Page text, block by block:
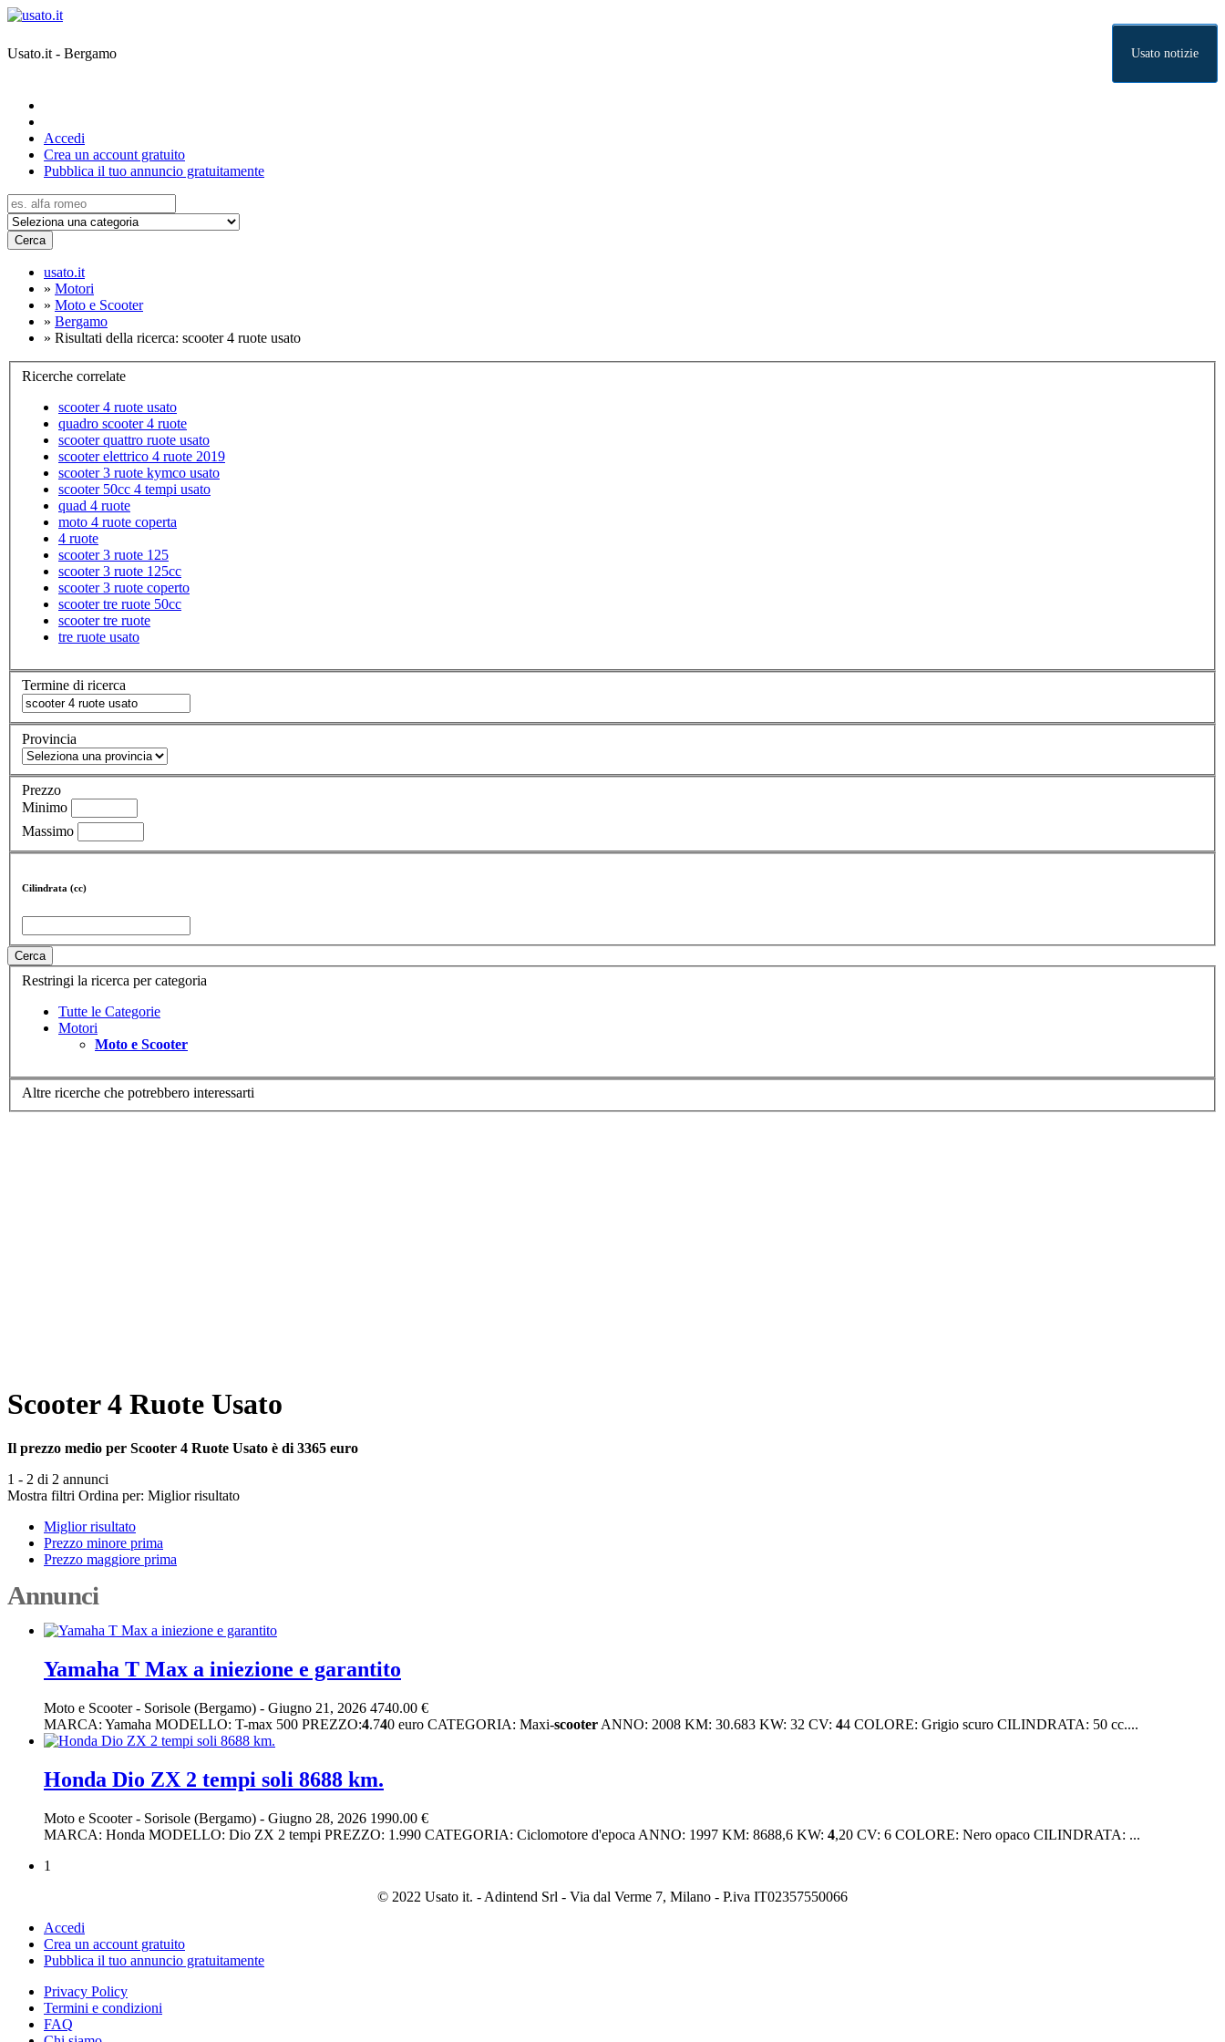
Usato.it - Bergamo Usato notizie
Accedi
Crea un account gratuito
Pubblica il tuo annuncio gratuitamente
Cerca
usato.it
» Motori
» Moto e Scooter
» Bergamo
» Risultati della ricerca: scooter 4 ruote usato
Ricerche correlate
scooter 4 ruote usato
quadro scooter 4 ruote
scooter quattro ruote usato
scooter elettrico 4 ruote 2019
scooter 3 ruote kymco usato
scooter 50cc 4 tempi usato
quad 4 ruote
moto 4 ruote coperta
4 ruote
scooter 3 ruote 125
scooter 3 ruote 125cc
scooter 3 ruote coperto
scooter tre ruote 50cc
scooter tre ruote
tre ruote usato
Termine di ricerca
Provincia
Prezzo
Minimo
Massimo
Cilindrata (cc)
Cerca
Restringi la ricerca per categoria
Tutte le Categorie
Motori
Moto e Scooter
Altre ricerche che potrebbero interessarti
Scooter 4 Ruote Usato
Il prezzo medio per Scooter 4 Ruote Usato è di 3365 euro
1 - 2 di 2 annunci
Mostra filtri Ordina per: Miglior risultato
Miglior risultato
Prezzo minore prima
Prezzo maggiore prima
Annunci
Yamaha T Max a iniezione e garantito
Moto e Scooter- Sorisole (Bergamo) - Giugno 21, 2026 4740.00 €
MARCA: Yamaha MODELLO: T-max 500 PREZZO:4.740 euro CATEGORIA: Maxi-scooter ANNO: 2008 KM: 30.683 KW: 32 CV: 44 COLORE: Grigio scuro CILINDRATA: 50 cc....
Honda Dio ZX 2 tempi soli 8688 km.
Moto e Scooter- Sorisole (Bergamo) - Giugno 28, 2026 1990.00 €
MARCA: Honda MODELLO: Dio ZX 2 tempi PREZZO: 1.990 CATEGORIA: Ciclomotore d'epoca ANNO: 1997 KM: 8688,6 KW: 4,20 CV: 6 COLORE: Nero opaco CILINDRATA: ...
1
© 2022 Usato it. - Adintend Srl - Via dal Verme 7, Milano - P.iva IT02357550066
Accedi
Crea un account gratuito
Pubblica il tuo annuncio gratuitamente
Privacy Policy
Termini e condizioni
FAQ